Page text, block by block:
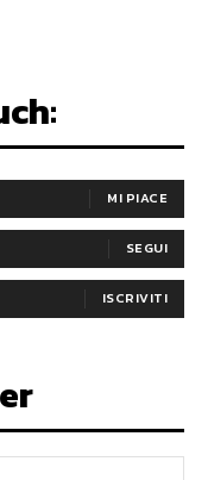
MI PIACE
SEGUI
ISCRIVITI